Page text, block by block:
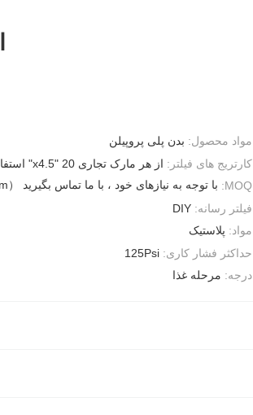
مواد محصول: بدن پلی پروپیلن
کارتریج های فیلتر: از هر مارک تجاری 20 "x4.5" استفاده می کند
MOQ:
با توجه به نیازهای خود ، با ما تماس بگیرید （lulu@royolwater.com
فیلتر رسانه: DIY
مواد: پلاستیک
حداکثر فشار کاری: 125Psi
درجه: مرحله غذا